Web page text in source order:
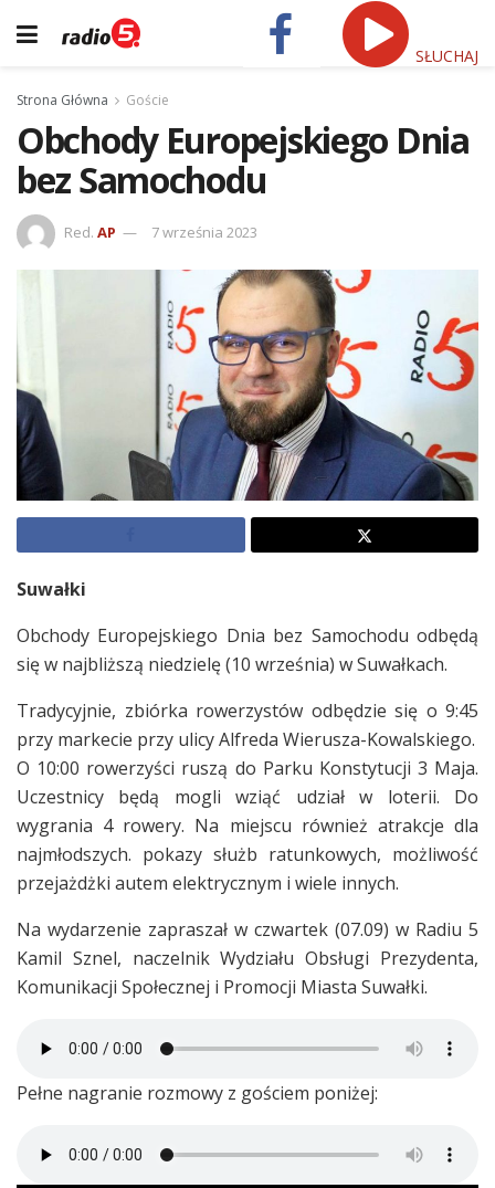
SŁUCHAJ
Strona Główna Goście
Obchody Europejskiego Dnia
bez Samochodu
Red. AP 7 września 2023
Suwałki
Obchody Europejskiego Dnia bez Samochodu odbędą
się w najbliższą niedzielę (10 września) w Suwałkach.
Tradycyjnie, zbiórka rowerzystów odbędzie się o 9:45
przy markecie przy ulicy Alfreda Wierusza-Kowalskiego.
O 10:00 rowerzyści ruszą do Parku Konstytucji 3 Maja.
Uczestnicy będą mogli wziąć udział w loterii. Do
wygrania 4 rowery. Na miejscu również atrakcje dla
najmłodszych. pokazy służb ratunkowych, możliwość
przejażdżki autem elektrycznym i wiele innych.
Na wydarzenie zapraszał w czwartek (07.09) w Radiu 5
Kamil Sznel, naczelnik Wydziału Obsługi Prezydenta,
Komunikacji Społecznej i Promocji Miasta Suwałki.
Pełne nagranie rozmowy z gościem poniżej: